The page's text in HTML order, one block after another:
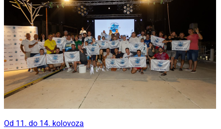
Od 11. do 14. kolovoza